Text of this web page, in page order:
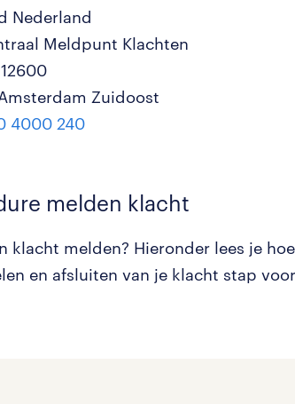
Nederland
Meldpunt Klachten
Zuidoost
4000 240
melden klacht
klacht melden? Hieronder lees je
en afsluiten van je klacht stap